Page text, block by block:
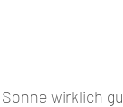
wirklich